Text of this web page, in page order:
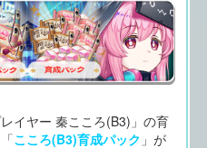
イヤー 秦こころ(B3)」の育
こころ(B3)育成パック 」が